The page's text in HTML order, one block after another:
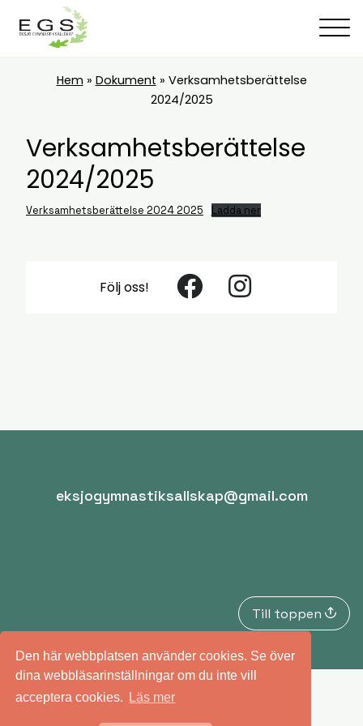
Den här webbplatsen använder cookies. Se över
dina webbläsarinställningar om du inte vill
acceptera cookies.
Läs mer
Hem » Dokument » Verksamhetsberättelse
2024/2025
Följ oss!
Verksamhetsberättelse
2024/2025
Verksamhetsberättelse 2024 2025 Ladda ner
eksjogymnastiksallskap@gmail.com
Till toppen